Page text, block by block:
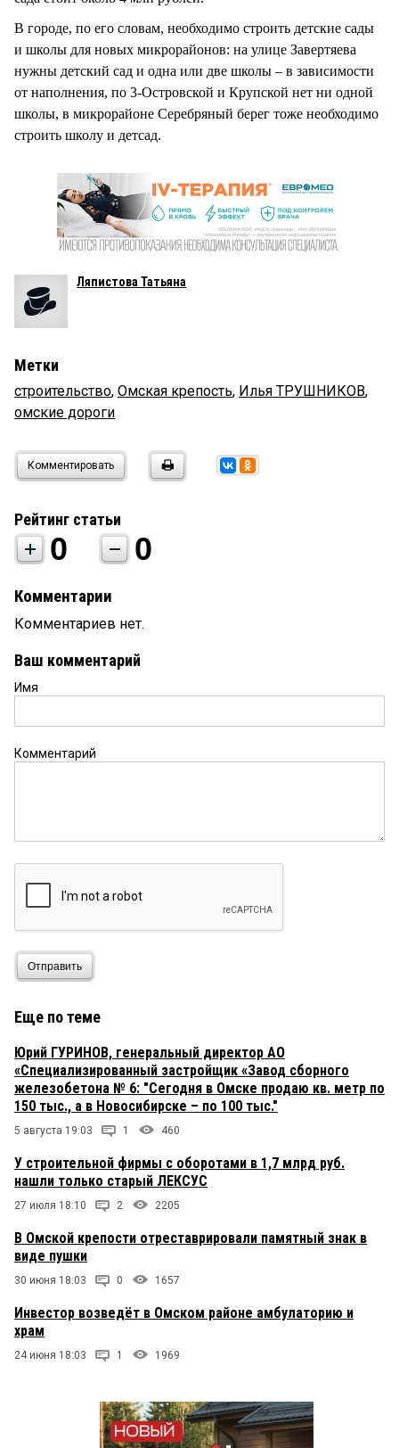
В городе, по его словам, необходимо строить детские сады
и школы для новых микрорайонов: на улице Завертяева
нужны детский сад и одна или две школы – в зависимости
от наполнения, по 3-Островской и Крупской нет ни одной
школы, в микрорайоне Серебряный берег тоже необходимо
строить школу и детсад.
Ляпистова Татьяна
Метки
строительство, Омская крепость, Илья ТРУШНИКОВ,
омские дороги
Комментировать
Рейтинг статьи
0 0
Комментарии
Комментариев нет.
Ваш комментарий
Имя
Комментарий
Отправить
Еще по теме
Юрий ГУРИНОВ, генеральный директор АО
«Специализированный застройщик «Завод сборного
железобетона № 6: "Сегодня в Омске продаю кв. метр по
150 тыс., а в Новосибирске – по 100 тыс."
5 августа 19:03 1 460
У строительной фирмы с оборотами в 1,7 млрд руб.
нашли только старый ЛЕКСУС
27 июля 18:10 2 2205
В Омской крепости отреставрировали памятный знак в
виде пушки
30 июня 18:03 0 1657
Инвестор возведёт в Омском районе амбулаторию и
храм
24 июня 18:03 1 1969